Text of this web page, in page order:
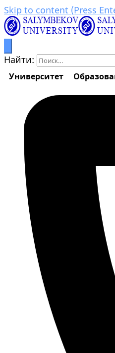
Skip to content (Press
Салымбеков университет
Процветание через
Найти:
Университет